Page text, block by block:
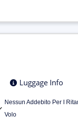
Luggage Info
Nessun Addebito Per I
Volo